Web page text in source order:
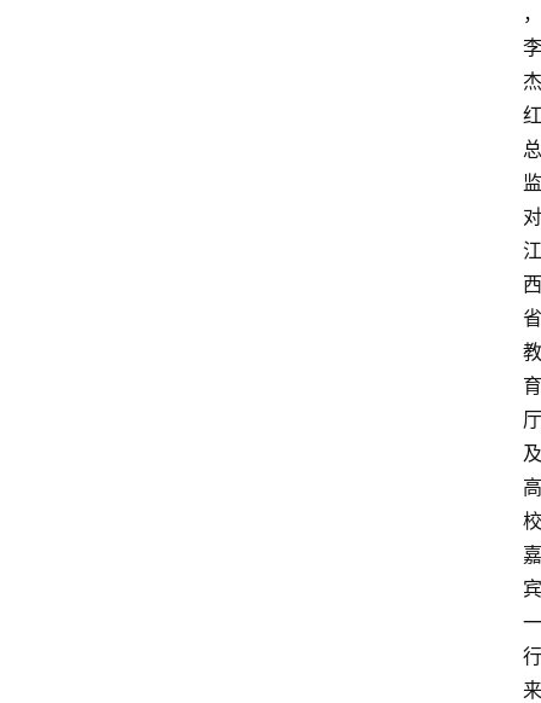
，
李
杰
红
总
监
对
江
西
省
教
育
厅
及
高
校
嘉
宾
一
行
来